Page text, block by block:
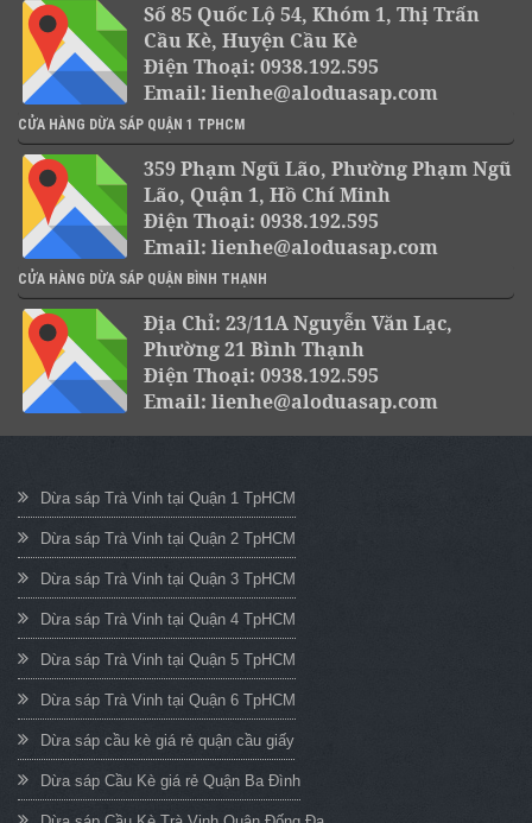
Số 85 Quốc Lộ 54, Khóm 1, Thị Trấn
Cầu Kè, Huyện Cầu Kè
Điện Thoại: 0938.192.595
Email: lienhe@aloduasap.com
CỬA HÀNG DỪA SÁP QUẬN 1 TPHCM
359 Phạm Ngũ Lão, Phường Phạm Ngũ
Lão, Quận 1, Hồ Chí Minh
Điện Thoại: 0938.192.595
Email: lienhe@aloduasap.com
CỬA HÀNG DỪA SÁP QUẬN BÌNH THẠNH
Địa Chỉ: 23/11A Nguyễn Văn Lạc,
Phường 21 Bình Thạnh
Điện Thoại: 0938.192.595
Email: lienhe@aloduasap.com
Dừa sáp Trà Vinh tại Quận 1 TpHCM
Dừa sáp Trà Vinh tại Quận 2 TpHCM
Dừa sáp Trà Vinh tại Quận 3 TpHCM
Dừa sáp Trà Vinh tại Quận 4 TpHCM
Dừa sáp Trà Vinh tại Quận 5 TpHCM
Dừa sáp Trà Vinh tại Quận 6 TpHCM
Dừa sáp cầu kè giá rẻ quận cầu giấy
Dừa sáp Cầu Kè giá rẻ Quận Ba Đình